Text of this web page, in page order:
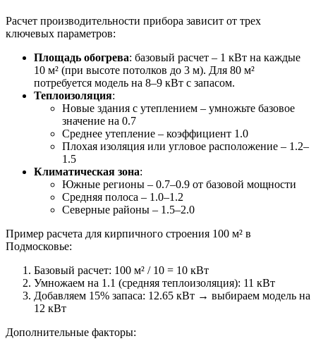
Расчет производительности прибора зависит от трех
ключевых параметров:
Площадь обогрева: базовый расчет – 1 кВт на каждые
10 м² (при высоте потолков до 3 м). Для 80 м²
потребуется модель на 8–9 кВт с запасом.
Теплоизоляция:
Новые здания с утеплением – умножьте базовое
значение на 0.7
Среднее утепление – коэффициент 1.0
Плохая изоляция или угловое расположение – 1.2–
1.5
Климатическая зона:
Южные регионы – 0.7–0.9 от базовой мощности
Средняя полоса – 1.0–1.2
Северные районы – 1.5–2.0
Пример расчета для кирпичного строения 100 м² в
Подмосковье:
Базовый расчет: 100 м² / 10 = 10 кВт
Умножаем на 1.1 (средняя теплоизоляция): 11 кВт
Добавляем 15% запаса: 12.65 кВт → выбираем модель на
12 кВт
Дополнительные факторы: